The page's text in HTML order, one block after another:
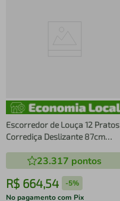
Escorredor de Louça 12 Pratos
Corrediça Deslizante 87cm
23.317 pontos
R$ 664,54 -5%
No pagamento com Pix